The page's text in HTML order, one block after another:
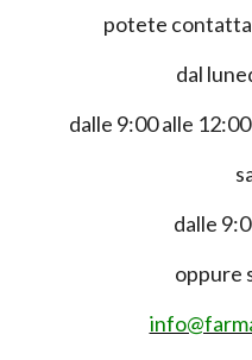
potete
dal
dalle 9:00 alle
dalle
oppure